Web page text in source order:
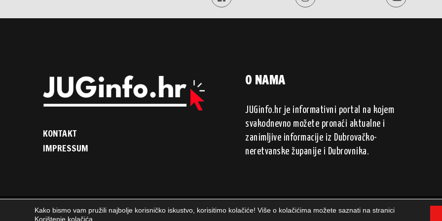
KONTAKT
IMPRESSUM
O NAMA
JUGinfo.hr je informativni portal na kojem
svakodnevno možete pronaći aktualne i
zanimljive informacije iz Dubrovačko-
neretvanske županije i Dubrovnika.
2025. © JUGinfo.hr / Sva prava pridržana. / WEBPEPERIT
Kako bismo vam pružili najbolje korisničko iskustvo, korisitimo kolačiće! Više o kolačićima možete saznati na stranici
Korištenje kolačića